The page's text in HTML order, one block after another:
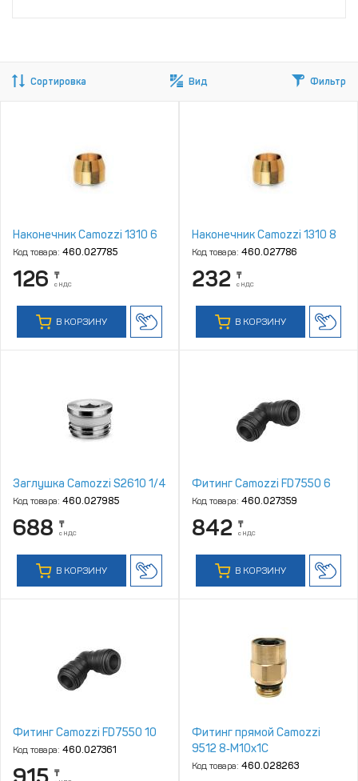
Сортировка Вид Фильтр
Наконечник Camozzi 1310 6
Код товара: 460.027785
126 ₸
с НДС
В КОРЗИНУ
Наконечник Camozzi 1310 8
Код товара: 460.027786
232 ₸
с НДС
В КОРЗИНУ
Заглушка Camozzi S2610 1/4
Код товара: 460.027985
688 ₸
с НДС
В КОРЗИНУ
Фитинг Camozzi FD7550 6
Код товара: 460.027359
842 ₸
с НДС
В КОРЗИНУ
Фитинг Camozzi FD7550 10
Код товара: 460.027361
₸
Фитинг прямой Camozzi
9512 8‑M10x1C
Код товара: 460.028263